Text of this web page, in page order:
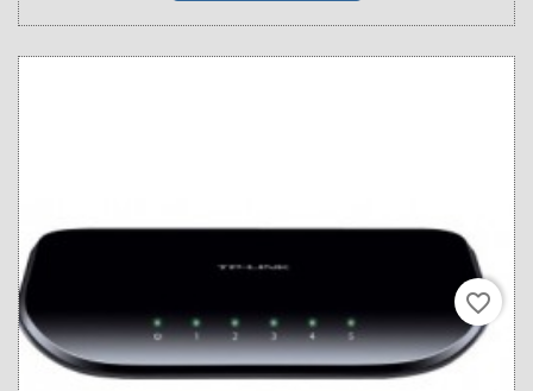
favorite_border